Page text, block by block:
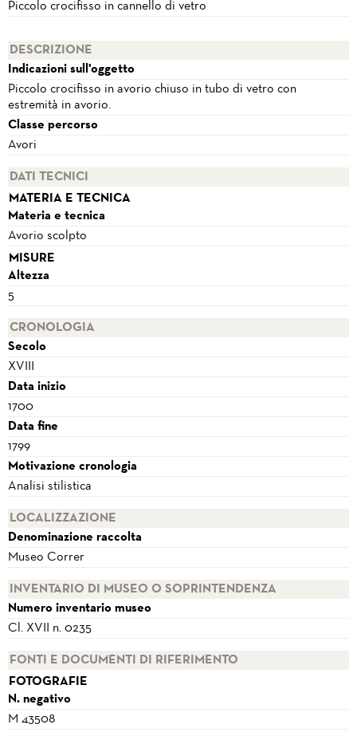
Piccolo crocifisso in cannello di vetro
DESCRIZIONE
Indicazioni sull'oggetto
Piccolo crocifisso in avorio chiuso in tubo di vetro con
estremità in avorio.
Classe percorso
Avori
DATI TECNICI
MATERIA E TECNICA
Materia e tecnica
Avorio scolpto
MISURE
Altezza
5
CRONOLOGIA
Secolo
XVIII
Data inizio
1700
Data fine
1799
Motivazione cronologia
Analisi stilistica
LOCALIZZAZIONE
Denominazione raccolta
Museo Correr
INVENTARIO DI MUSEO O SOPRINTENDENZA
Numero inventario museo
Cl. XVII n. 0235
FONTI E DOCUMENTI DI RIFERIMENTO
FOTOGRAFIE
N. negativo
M 43508